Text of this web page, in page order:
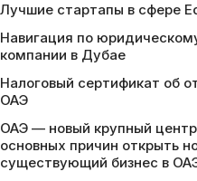
Лучшие стартапы в сфере
Навигация по
компании в Дубае
Налоговый сертификат об
ОАЭ
ОАЭ — новый крупный
основных причин открыть
существующий бизнес в